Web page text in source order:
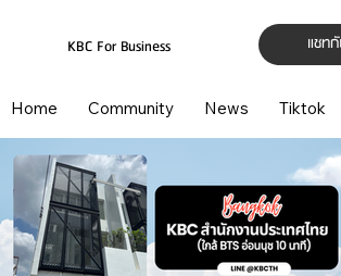
แชท
KBC For Business
Home Community News Tiktok